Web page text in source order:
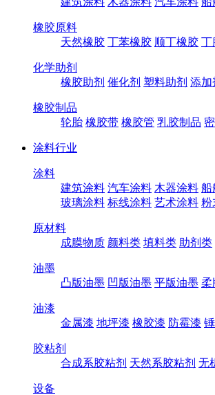
橡胶原料
天然橡胶 丁苯橡胶 顺丁橡胶 丁
化学助剂
橡胶助剂 催化剂 塑料助剂 添加
橡胶制品
轮胎 橡胶带 橡胶管 乳胶制品
涂料行业
涂料
建筑涂料 汽车涂料 木器涂料 船
玻璃涂料 标线涂料 艺术涂料 粉
原材料
成膜物质 颜料类 填料类 助剂类
油墨
凸版油墨 凹版油墨 平版油墨 柔
油漆
金属漆 地坪漆 橡胶漆 防霉漆
胶粘剂
合成系胶粘剂 天然系胶粘剂 无
设备